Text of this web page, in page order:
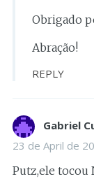
Obrigado
Abração!
REPLY
Gabriel
23 de April de
Putz,ele tocou